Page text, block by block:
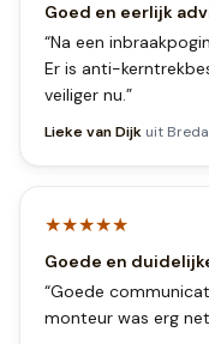
Goed en eerlijk
“Na een
Er is anti-
veiliger nu.”
Lieke van Dijk uit Breda
★★★★★
Goede en
“Goede
monteur was erg